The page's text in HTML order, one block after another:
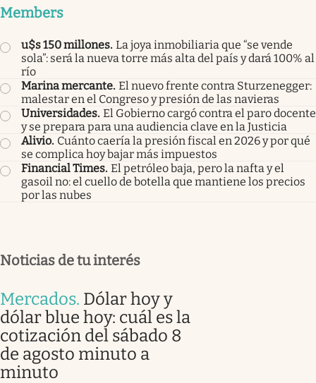
Members
u$s 150 millones. La joya inmobiliaria que “se vende
sola”: será la nueva torre más alta del país y dará 100% al
río
Marina mercante. El nuevo frente contra Sturzenegger:
malestar en el Congreso y presión de las navieras
Universidades. El Gobierno cargó contra el paro docente
y se prepara para una audiencia clave en la Justicia
Alivio. Cuánto caería la presión fiscal en 2026 y por qué
se complica hoy bajar más impuestos
Financial Times. El petróleo baja, pero la nafta y el
gasoil no: el cuello de botella que mantiene los precios
por las nubes
Noticias de tu interés
Mercados. Dólar hoy y
dólar blue hoy: cuál es la
cotización del sábado 8
de agosto minuto a
minuto